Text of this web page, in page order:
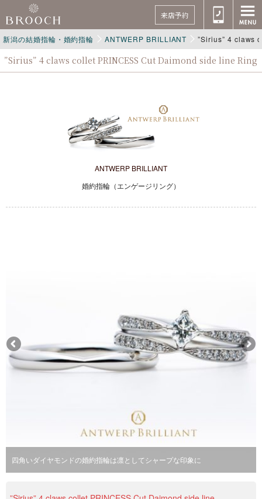
来店予約
新潟の結婚指輪・婚約指輪 ANTWERP BRILLIANT ”Sirius” 4 claws
”Sirius” 4 claws collet PRINCESS Cut Daimond side line Ring
ANTWERP BRILLIANT
婚約指輪（エンゲージリング）
四角いダイヤモンドの婚約指輪は凛としてシャープな印象に
正規プリンセスカットのダイヤモンドはアントワープブリリアント